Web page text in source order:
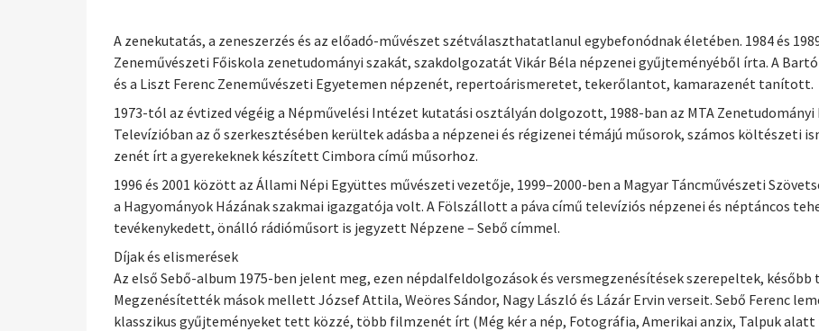
A zenekutatás, a zeneszerzés és az előadó-művészet szétválaszthatatlanul egybefonódnak életében. 1984 és
Zeneművészeti Főiskola zenetudományi szakát, szakdolgozatát Vikár Béla népzenei gyűjteményéből írta. A
és a Liszt Ferenc Zeneművészeti Egyetemen népzenét, repertoárismeretet, tekerőlantot, kamarazenét tanított.
1973-tól az évtized végéig a Népművelési Intézet kutatási osztályán dolgozott, 1988-ban az MTA
Televízióban az ő szerkesztésében kerültek adásba a népzenei és régizenei témájú műsorok, számos
zenét írt a gyerekeknek készített Cimbora című műsorhoz.
1996 és 2001 között az Állami Népi Együttes művészeti vezetője, 1999–2000-ben a Magyar Táncművészeti
a Hagyományok Házának szakmai igazgatója volt. A Fölszállott a páva című televíziós népzenei és néptáncos
tevékenykedett, önálló rádióműsort is jegyzett Népzene – Sebő címmel.
Díjak és elismerések
Az első Sebő-album 1975-ben jelent meg, ezen népdalfeldolgozások és versmegzenésítések szerepeltek,
Megzenésítették mások mellett József Attila, Weöres Sándor, Nagy László és Lázár Ervin verseit. Sebő Ferenc
klasszikus gyűjteményeket tett közzé, több filmzenét írt (Még kér a nép, Fotográfia, Amerikai anzix, Talpuk